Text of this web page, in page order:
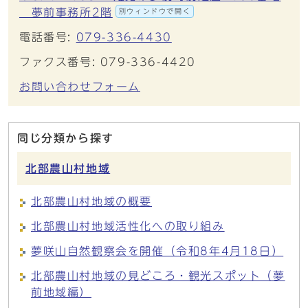
夢前事務所2階
別ウィンドウで開く
電話番号: 079-336-4430
ファクス番号: 079-336-4420
お問い合わせフォーム
同じ分類から探す
北部農山村地域
北部農山村地域の概要
北部農山村地域活性化への取り組み
夢咲山自然観察会を開催（令和8年4月18日）
北部農山村地域の見どころ・観光スポット（夢
前地域編）